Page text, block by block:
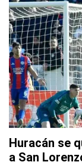
Huracán se
a San